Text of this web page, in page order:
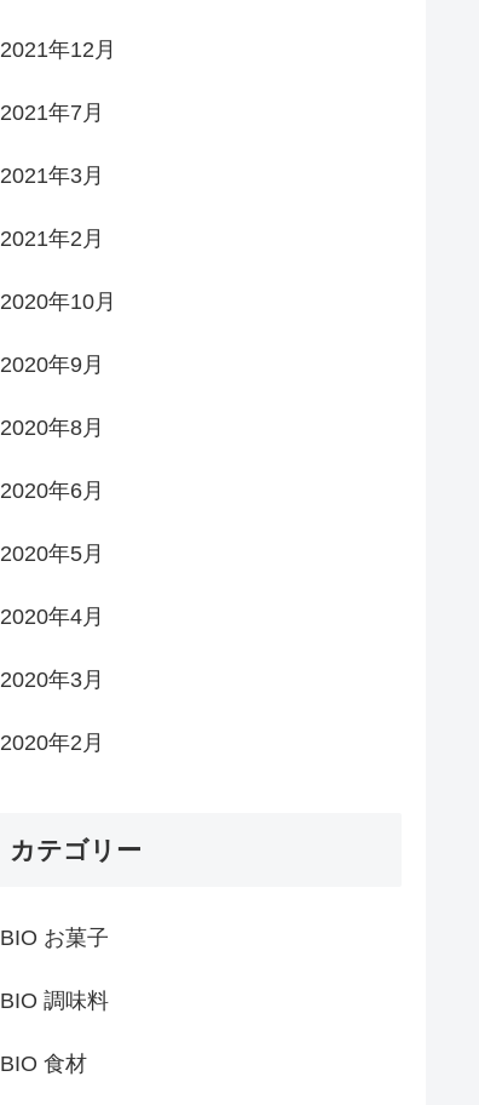
2021年12月
2021年7月
2021年3月
2021年2月
2020年10月
2020年9月
2020年8月
2020年6月
2020年5月
2020年4月
2020年3月
2020年2月
カテゴリー
BIO お菓子
BIO 調味料
BIO 食材